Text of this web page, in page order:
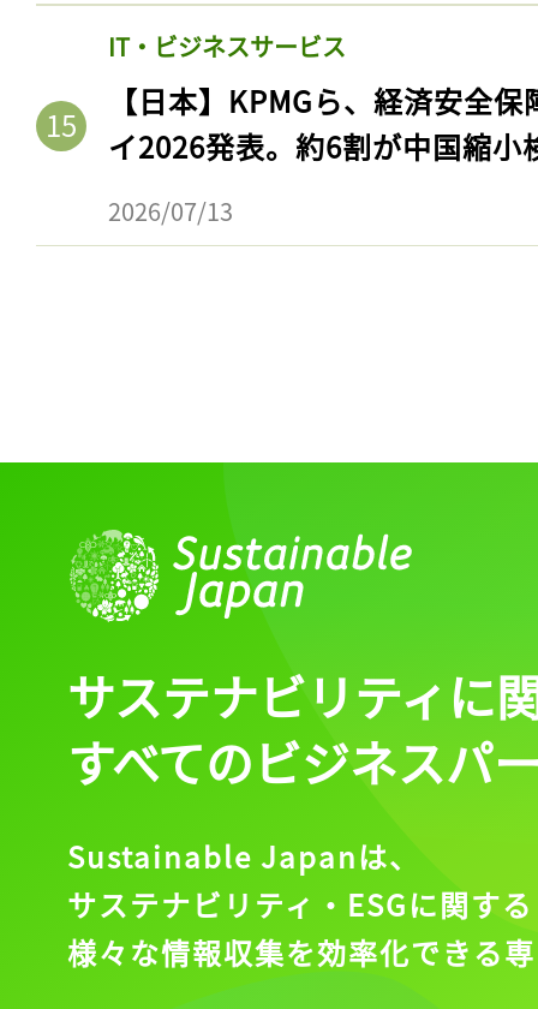
IT・ビジネスサービス
【日本】KPMGら、経済安全
イ2026発表。約6割が中国縮小
2026/07/13
サステナビリティに
すべてのビジネスパ
Sustainable Japanは、
サステナビリティ・ESGに関する
様々な情報収集を効率化できる